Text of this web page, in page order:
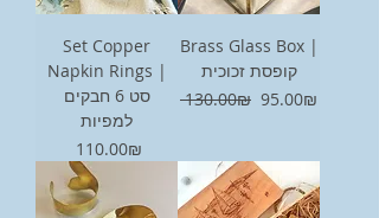
Set Copper
Napkin Rings |
סט 6 חבקים
למפיות
Price
‏110.00 ‏₪
Brass Glass Box |
קופסת זכוכית
Regular Price
‏130.00 ‏₪ Sale Price
‏95.00 ‏₪